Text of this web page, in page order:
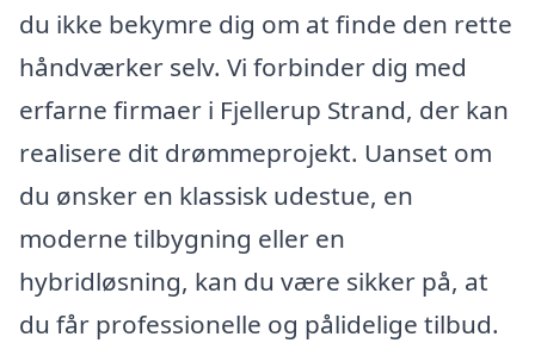
du ikke bekymre dig om at finde den rette
håndværker selv. Vi forbinder dig med
erfarne firmaer i Fjellerup Strand, der kan
realisere dit drømmeprojekt. Uanset om
du ønsker en klassisk udestue, en
moderne tilbygning eller en
hybridløsning, kan du være sikker på, at
du får professionelle og pålidelige tilbud.